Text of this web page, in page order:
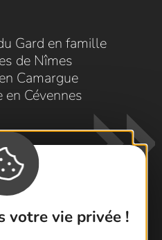
votre vie privée !
Gard en famille
de Nîmes
Camargue
en Cévennes